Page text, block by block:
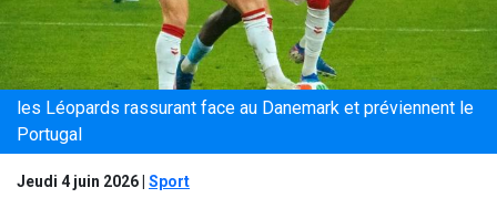
les Léopards rassurant face au Danemark et préviennent le
Portugal
Jeudi 4 juin 2026 Sport